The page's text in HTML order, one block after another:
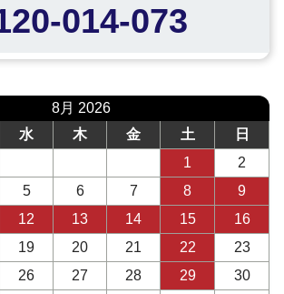
014-073
8月 2026
水 木 金 土
日
1
2
5 6 7 8
9
12 13 14 15
16
19 20 21 22
23
26 27 28 29
30